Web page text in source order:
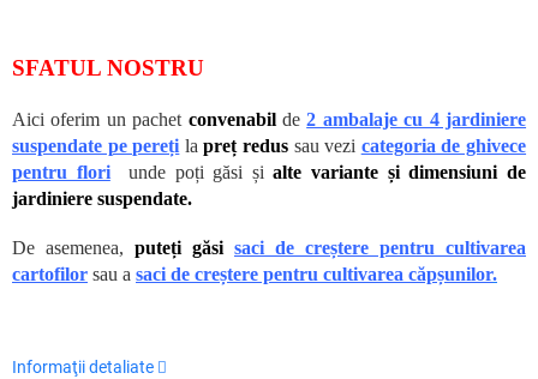
SFATUL NOSTRU
Aici oferim un pachet convenabilde2 ambalaje cu 4 jardiniere
suspendate pe pereți lapreț redus sau vezi categoria de ghivece
pentru floriunde poți găsi șialte variante și dimensiuni de
jardiniere suspendate.
De asemenea, puteți găsi saci de creștere pentru cultivarea
cartofilor sau a saci de creștere pentru cultivarea căpșunilor.
Informaţii detaliate